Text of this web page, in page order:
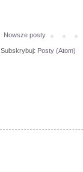
Nowsze posty
Subskrybuj: Posty (Atom)